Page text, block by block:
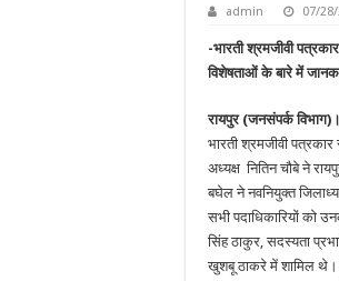
admin 07/
-भारती श्रमजीवी
विशेषताओं के बारे में
रायपुर (जनसंपर्क
भारती श्रमजीवी
अध्यक्ष नितिन चौबे ने
बघेल ने नवनियुक्त
सभी पदाधिकारियों को
सिंह ठाकुर, सदस्यता
खुशबू ठाकरे में शामिल थे।